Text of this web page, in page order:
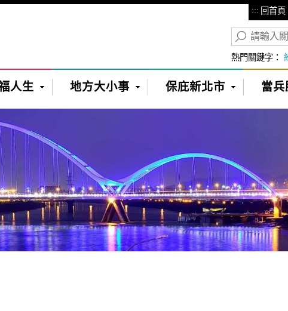
::: 回首頁
熱門關鍵字：
人生 地方大小事 保庇新北市 當兵